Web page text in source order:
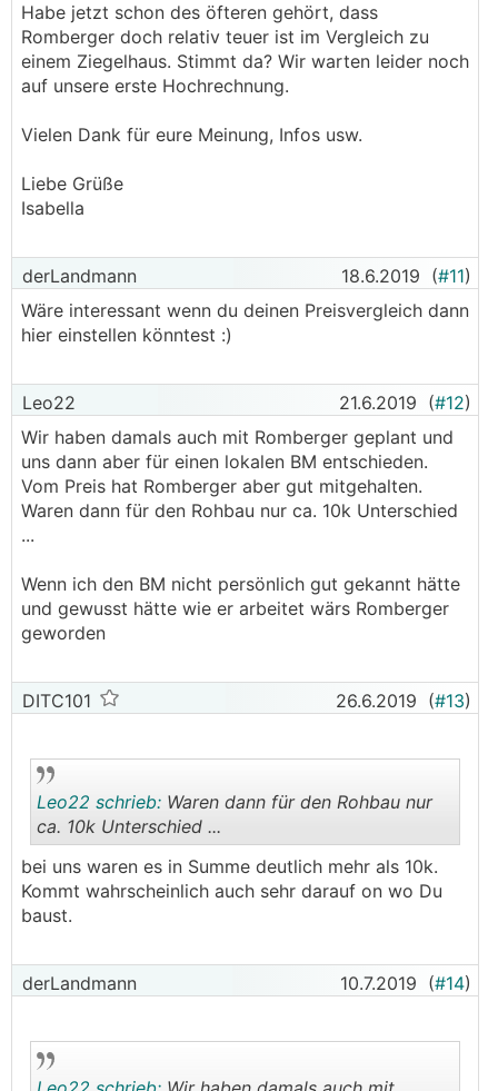
Habe jetzt schon des öfteren gehört, dass
Romberger doch relativ teuer ist im Vergleich zu
einem Ziegelhaus. Stimmt da? Wir warten leider noch
auf unsere erste Hochrechnung.
Vielen Dank für eure Meinung, Infos usw.
Liebe Grüße
Isabella
derLandmann 18.6.2019 (#11)
Wäre interessant wenn du deinen Preisvergleich dann
hier einstellen könntest :)
Leo22 21.6.2019 (#12)
Wir haben damals auch mit Romberger geplant und
uns dann aber für einen lokalen BM entschieden.
Vom Preis hat Romberger aber gut mitgehalten.
Waren dann für den Rohbau nur ca. 10k Unterschied
...
Wenn ich den BM nicht persönlich gut gekannt hätte
und gewusst hätte wie er arbeitet wärs Romberger
geworden
DITC101 26.6.2019 (#13)
..
Leo22 schrieb: Waren dann für den Rohbau nur
ca. 10k Unterschied ...
bei uns waren es in Summe deutlich mehr als 10k.
Kommt wahrscheinlich auch sehr darauf on wo Du
baust.
derLandmann 10.7.2019 (#14)